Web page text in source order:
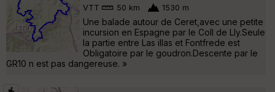
VTT 50 km 1530 m
Une balade autour de Ceret,avec une petite
incursion en Espagne par le Coll de Lly.Seule
la partie entre Las illas et Fontfrede est
Obligatoire par le goudron.Descente par le
GR10 n est pas dangereuse. »